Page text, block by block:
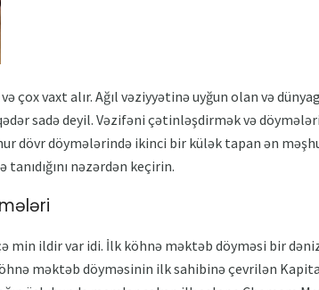
çox vaxt alır. Ağıl vəziyyətinə uyğun olan və
sadə deyil. Vəzifəni çətinləşdirmək və
dövr döymələrində ikinci bir külək tapan ən
nəzərdən keçirin.
min ildir var idi. İlk köhnə məktəb döyməsi bir
məktəb döyməsinin ilk sahibinə çevrilən